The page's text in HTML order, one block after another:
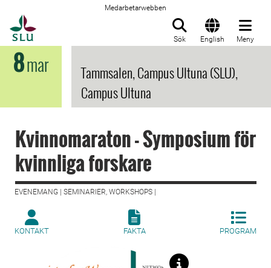
Medarbetarwebben
Sök English Meny
8mar
Tammsalen, Campus Ultuna (SLU),
Campus Ultuna
Kvinnomaraton - Symposium för
kvinnliga forskare
EVENEMANG | SEMINARIER, WORKSHOPS |
KONTAKT FAKTA PROGRAM